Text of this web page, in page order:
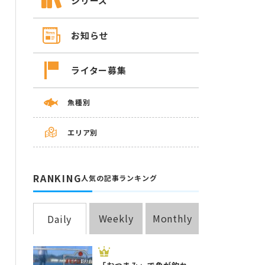
お知らせ
ライター募集
魚種別
エリア別
RANKING人気の記事ランキング
Daily Weekly Monthly